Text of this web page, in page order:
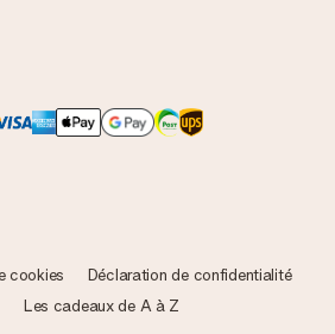
cookies
Déclaration de confidentialité
Les cadeaux de A à Z